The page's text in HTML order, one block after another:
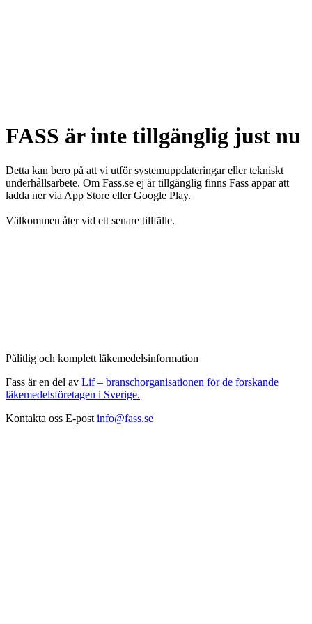
FASS är inte tillgänglig just nu
Detta kan bero på att vi utför systemuppdateringar eller tekniskt
underhållsarbete. Om Fass.se ej är tillgänglig finns Fass appar att
ladda ner via App Store eller Google Play.
Välkommen åter vid ett senare tillfälle.
Pålitlig och komplett läkemedelsinformation
Fass är en del av Lif – branschorganisationen för de forskande
läkemedelsföretagen i Sverige.
Kontakta oss E-post info@fass.se